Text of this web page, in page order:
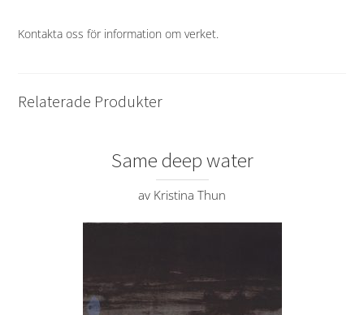
Kontakta oss för information om verket.
Relaterade Produkter
Same deep water
av Kristina Thun